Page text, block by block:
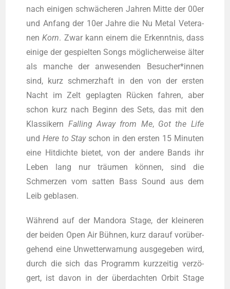
nach eini­gen schwä­che­ren Jah­ren Mit­te der 00er
und Anfang der 10er Jah­re die Nu Metal Vete­ra­
nenKorn. Zwar kann einem die Erkennt­nis, dass
eini­ge der gespiel­ten Songs mög­li­cher­wei­se älter
als man­che der anwe­sen­den Besucher*innen
sind, kurz schmerz­haft in den von der ers­ten
Nacht im Zelt geplag­ten Rücken fah­ren, aber
schon kurz nach Beginn des Sets, das mit den
Klas­si­kern Fal­ling Away from Me, Got the Life
und Here to Stayschon in den ers­ten 15 Minu­ten
eine Hit­dich­te bie­tet, von der ande­re Bands ihr
Leben lang nur träu­men kön­nen, sind die
Schmer­zen vom sat­ten Bass Sound aus dem
Leib geblasen.
Wäh­rend auf der Man­do­ra Stage, der klei­ne­ren
der bei­den Open Air Büh­nen, kurz dar­auf vor­über­
ge­hend eine Unwet­ter­war­nung aus­ge­ge­ben wird,
durch die sich das Pro­gramm kurz­zei­tig ver­zö­
gert, ist davon in der über­dach­ten Orbit Stage